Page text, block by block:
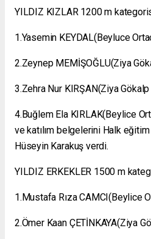
YILDIZ KIZLAR 1200 m
1.Yasemin KEYDAL(Beyluce
2.Zeynep MEMİŞOĞLU(Ziya
3.Zehra Nur KIRŞAN(Ziya
4.Buğlem Ela KIRLAK(Beylice
ve katılım belgelerini Halk
Hüseyin Karakuş verdi.
YILDIZ ERKEKLER 1500 m
1.Mustafa Rıza CAMCI(Beylice
2.Ömer Kaan ÇETİNKAYA(Ziya